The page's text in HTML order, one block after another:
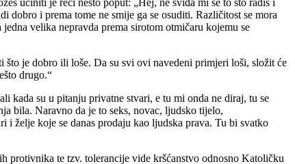
dobro i prema tome ne smije ga se osuditi. Različitost se mora
velika nepravda prema sirotom otmičaru kojemu se
je dobro ili loše. Da su svi ovi navedeni primjeri loši, složit će
drugo.“
kada su u pitanju privatne stvari, e tu mi onda ne diraj, tu se
bila. Naravno da je to seks, novac, ljudsko tijelo,
i želje koje se danas prodaju kao ljudska prava. Tu bi svatko
protivnika te tzv. tolerancije vide kršćanstvo odnosno Katoličku